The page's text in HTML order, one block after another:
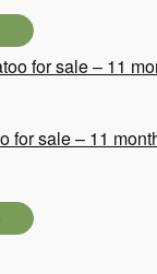
for sale – 11